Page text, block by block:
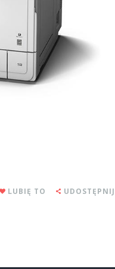
LUBIĘ TO UDOSTĘPNIJ